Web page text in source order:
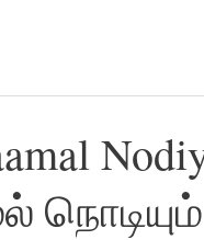
நொடியும்